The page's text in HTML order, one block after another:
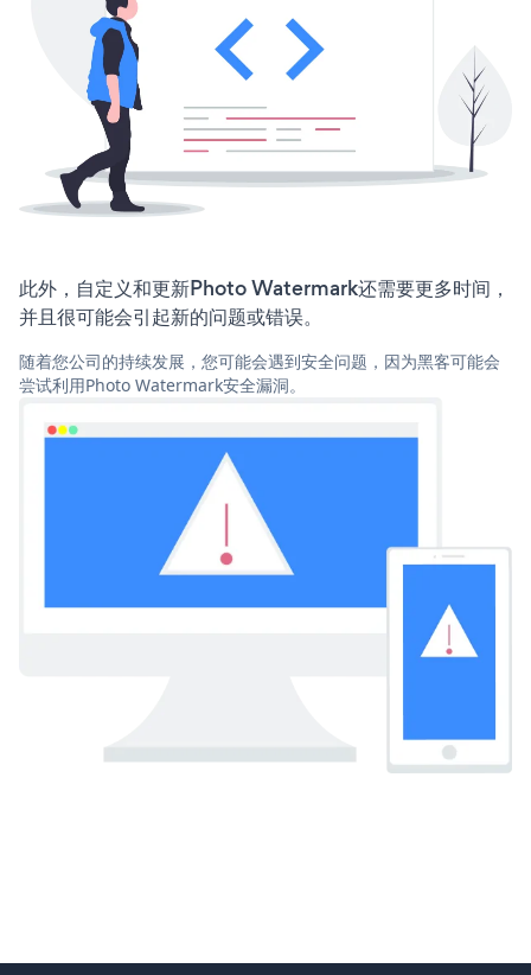
此外，自定义和更新Photo Watermark还需要更多时间，
并且很可能会引起新的问题或错误。
随着您公司的持续发展，您可能会遇到安全问题，因为黑客可能会
尝试利用Photo Watermark安全漏洞。